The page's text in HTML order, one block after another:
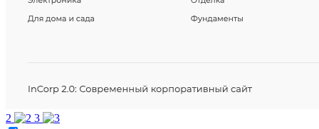
2 3